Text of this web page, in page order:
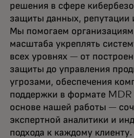
решения в сфере
защиты данных, репутации
Мы помогаем
масштаба укреплять
всех уровнях — от
защиты до управления
угрозами, обеспечения
поддержки в формате
основе нашей работы —
экспертной аналитики и
подхода к каждому клиенту.